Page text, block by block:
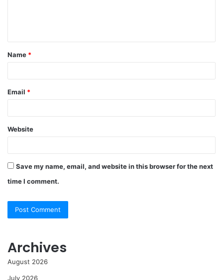
t
*
Name *
Email *
Website
Save my name, email, and website in this browser for the next
time I comment.
Archives
August 2026
July 2026